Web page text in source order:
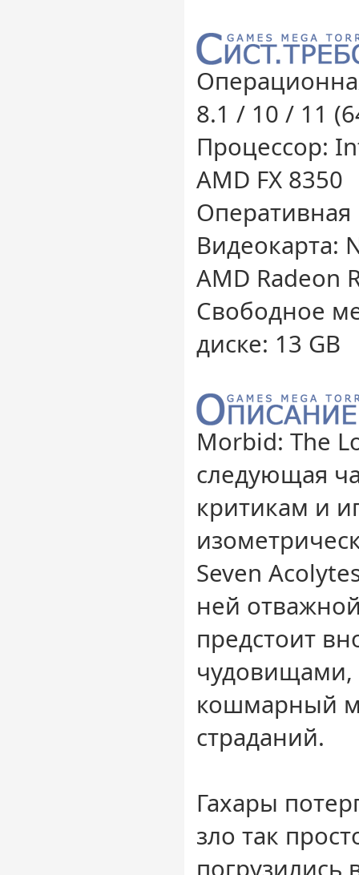
8.1 / 10 / 11
Процессор:
AMD FX 8350
Оперативная
Видеокарта:
AMD Radeon
Свободное
диске: 13 GB
Morbid: The
следующая
критикам и
Seven
ней
предстоит
чудовищами,
кошмарный
страданий.
Гахары
зло так
погрузились